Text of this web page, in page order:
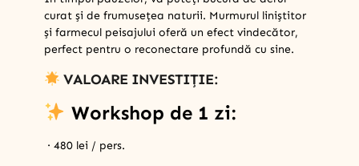
curat și de frumusețea naturii. Murmurul liniștitor
și farmecul peisajului oferă un efect vindecător,
perfect pentru o reconectare profundă cu sine.
VALOARE INVESTIȚIE:
Workshop de 1 zi:
· 480 lei / pers.